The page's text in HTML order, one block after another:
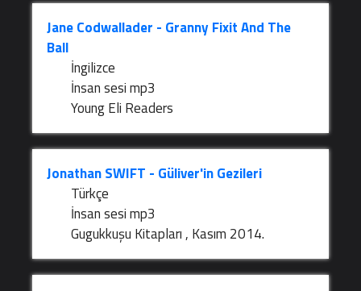
Jane Codwallader - Granny Fixit And The
Ball
İngilizce
İnsan sesi mp3
Young Eli Readers
Jonathan SWIFT - Güliver'in Gezileri
Türkçe
İnsan sesi mp3
Gugukkuşu Kitapları , Kasım 2014.